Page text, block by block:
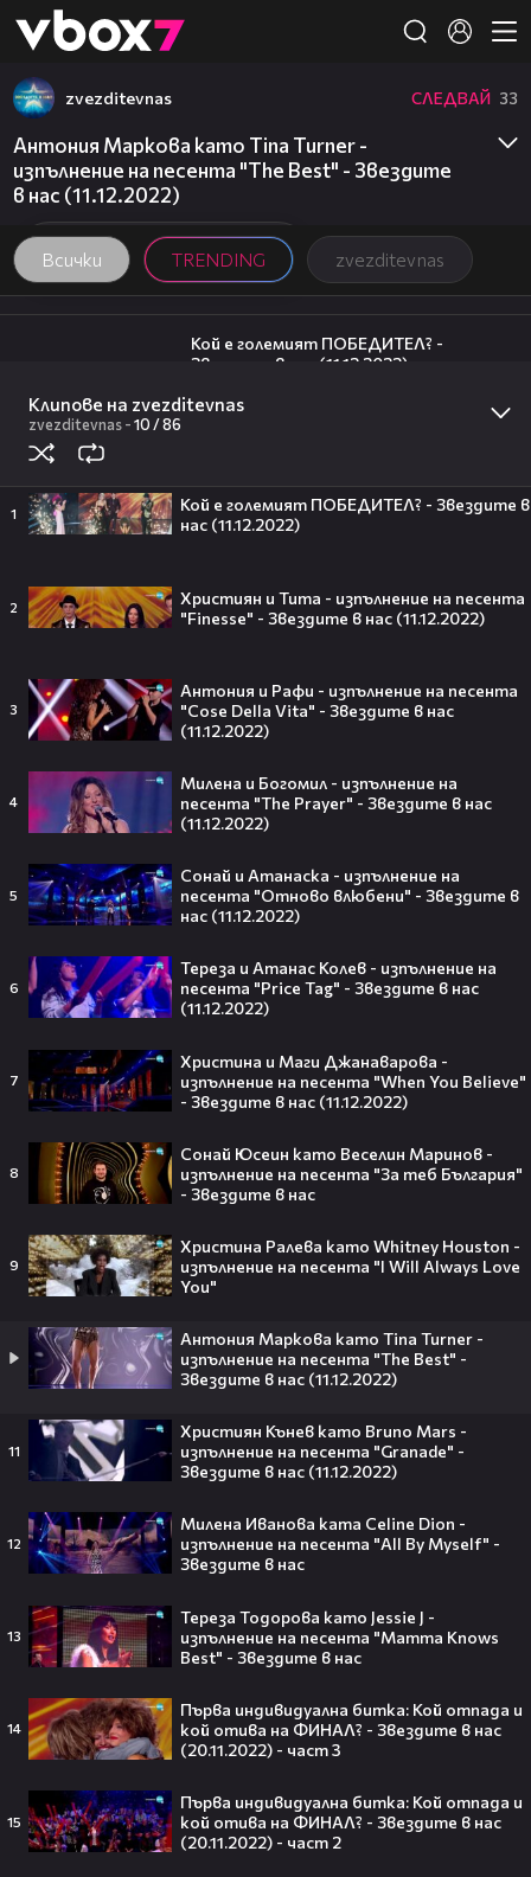
👾
Клипове на zvezditevnas
zvezditevnas-10 /86
1
Кой е големият ПОБЕДИТЕЛ? - Звездите в
нас (11.12.2022)
2
Християн и Тита - изпълнение на песента
"Finesse" - Звездите в нас (11.12.2022)
3
Антония и Рафи - изпълнение на песента
"Cose Della Vita" - Звездите в нас
(11.12.2022)
4
Милена и Богомил - изпълнение на
песента "The Prayer" - Звездите в нас
(11.12.2022)
5
Сонай и Атанаска - изпълнение на
песента "Отново влюбени" - Звездите в
нас (11.12.2022)
6
Тереза и Атанас Колев - изпълнение на
песента "Price Tag" - Звездите в нас
(11.12.2022)
7
Христина и Маги Джанаварова -
изпълнение на песента "When You Believe"
- Звездите в нас (11.12.2022)
8
Сонай Юсеин като Веселин Маринов -
изпълнение на песента "За теб България"
- Звездите в нас
9
Христина Ралева като Whitney Houston -
изпълнение на песента "I Will Always Love
You"
Антония Маркова като Tina Turner -
изпълнение на песента "The Best" -
Звездите в нас (11.12.2022)
11
Християн Кънев като Bruno Mars -
изпълнение на песента "Granade" -
Звездите в нас (11.12.2022)
12
Милена Иванова ката Celine Dion -
изпълнение на песента "All By Myself" -
Звездите в нас
13
Тереза Тодорова като Jessie J -
изпълнение на песента "Mamma Knows
Best" - Звездите в нас
14
Първа индивидуална битка: Кой отпада и
кой отива на ФИНАЛ? - Звездите в нас
(20.11.2022) - част 3
15
Първа индивидуална битка: Кой отпада и
кой отива на ФИНАЛ? - Звездите в нас
(20.11.2022) - част 2
Всички TRENDING zvezditevnas
zvezditevnas СЛЕДВАЙ 33
Антония Маркова като Tina Turner -
изпълнение на песента "The Best" - Звездите
в нас (11.12.2022)
10:18
Кой е големият ПОБЕДИТЕЛ? -
Звездите в нас (11.12.2022)
06:47
zvezditevnas
00:06
Фирмата със седалище в Лясковец
ТРИТЕ ГРАДА
20:17
Милена Маркова-Маца посреща гости
09:11
Макаби Тел Авив - ЦСКА 0:3 /
репортаж/
00:30
"Хитч" на 16 август, неделя от 21:00 ч.
по KINO NOVA
Романтични следобеди с филмите по
DIEMA FAMILY
"Трудна мишена 2" на16 август, неделя
от 22.00 ч. по DIEMA
diema
Романтични филми от 18.00 ч. в
събота и неделя по DIEMA FAMILY
diemafamily
00:21
DIEMA FAMILY
diemafamily
Тийнейджър почти спечели над
трол😯💥
55 милиарда по-късно: EA вече
Саудитска Арабия💰
Barbie 2 има краен срок до 2026,
който трябва да спази, иначе
След тежка контузия: Дейв
Батиста е новият Кратос!😯💥